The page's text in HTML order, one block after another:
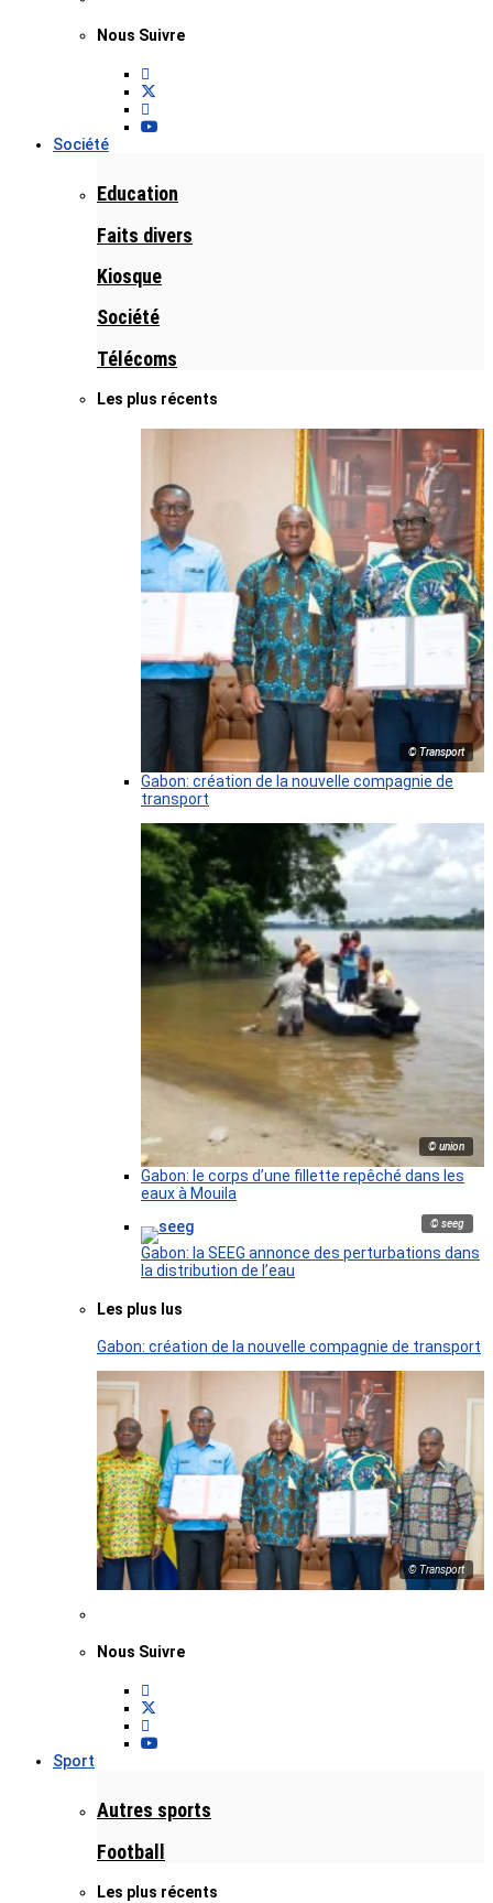
Nous Suivre
Société
Education
Faits divers
Kiosque
Société
Télécoms
Les plus récents
© Transport
Gabon: création de la nouvelle compagnie de
transport
© union
Gabon: le corps d’une fillette repêché dans les
eaux à Mouila
© seeg
Gabon: la SEEG annonce des perturbations dans
la distribution de l’eau
Les plus lus
Gabon: création de la nouvelle compagnie de transport
© Transport
Nous Suivre
Sport
Autres sports
Football
Les plus récents